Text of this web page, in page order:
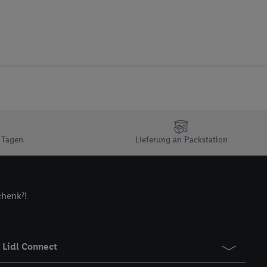
Lieferung an Packstation
Lidl Connect
Online-Kennung
verwenden
E-Mail-
Technologie in
und einer
Kennung
zu erfassen.
Dritten betrieben
speziell zur
generell zu